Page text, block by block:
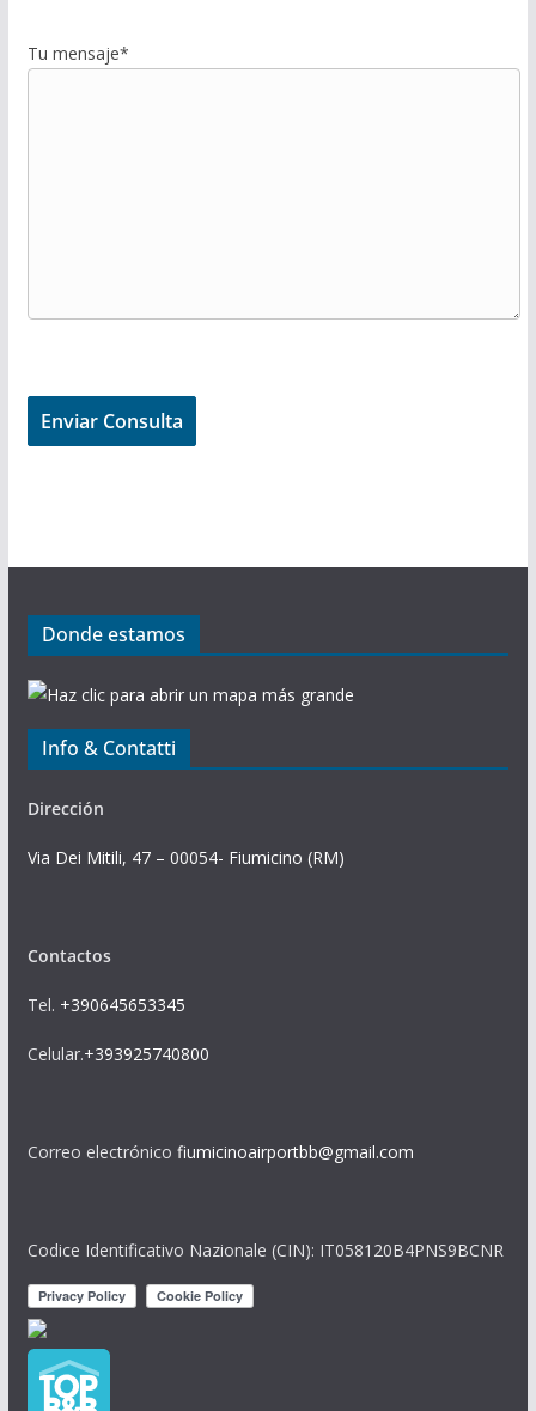
Tu mensaje*
Donde estamos
Info & Contatti
Dirección
Via Dei Mitili, 47 – 00054- Fiumicino (RM)
Contactos
Tel. +390645653345
Celular.+393925740800
Correo electrónico fiumicinoairportbb@gmail.com
Codice Identificativo Nazionale (CIN): IT058120B4PNS9BCNR